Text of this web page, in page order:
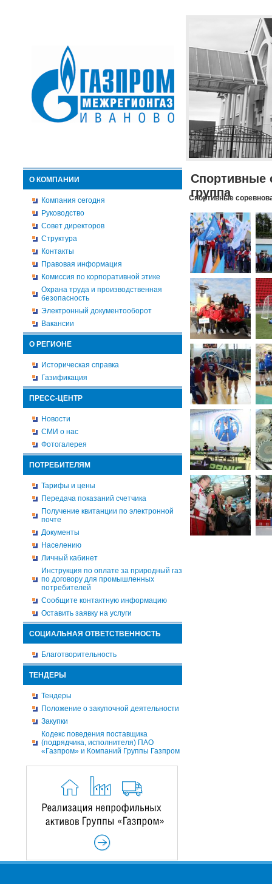
О КОМПАНИИ
Компания сегодня
Руководство
Совет директоров
Структура
Контакты
Правовая информация
Комиссия по корпоративной этике
Охрана труда и производственная
безопасность
Электронный документооборот
Вакансии
О РЕГИОНЕ
Историческая справка
Газификация
ПРЕСС-ЦЕНТР
Новости
СМИ о нас
Фотогалерея
ПОТРЕБИТЕЛЯМ
Тарифы и цены
Передача показаний счетчика
Получение квитанции по электронной
почте
Документы
Населению
Личный кабинет
Инструкция по оплате за природный газ
по договору для промышленных
потребителей
Сообщите контактную информацию
Оставить заявку на услуги
СОЦИАЛЬНАЯ ОТВЕТСТВЕННОСТЬ
Благотворительность
ТЕНДЕРЫ
Тендеры
Положение о закупочной деятельности
Закупки
Кодекс поведения поставщика
(подрядчика, исполнителя) ПАО
«Газпром» и Компаний Группы Газпром
Спортивные
группа
Спортивные